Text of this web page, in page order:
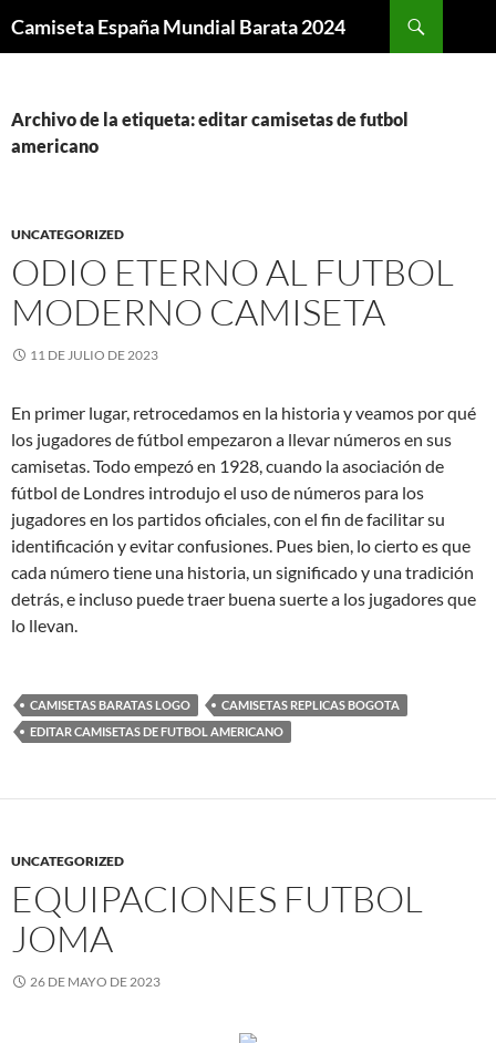
Camiseta España Mundial Barata 2024
Archivo de la etiqueta: editar camisetas de futbol
americano
UNCATEGORIZED
ODIO ETERNO AL FUTBOL
MODERNO CAMISETA
11 DE JULIO DE 2023
En primer lugar, retrocedamos en la historia y veamos por qué
los jugadores de fútbol empezaron a llevar números en sus
camisetas. Todo empezó en 1928, cuando la asociación de
fútbol de Londres introdujo el uso de números para los
jugadores en los partidos oficiales, con el fin de facilitar su
identificación y evitar confusiones. Pues bien, lo cierto es que
cada número tiene una historia, un significado y una tradición
detrás, e incluso puede traer buena suerte a los jugadores que
lo llevan.
CAMISETAS BARATAS LOGO
CAMISETAS REPLICAS BOGOTA
EDITAR CAMISETAS DE FUTBOL AMERICANO
UNCATEGORIZED
EQUIPACIONES FUTBOL
JOMA
26 DE MAYO DE 2023